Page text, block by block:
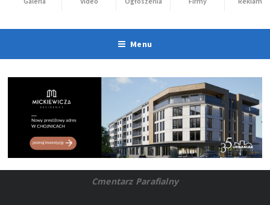
Menu
Cmentarz Parafialny